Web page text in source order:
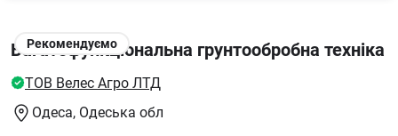
Рекомендуємо
Багатофункціональна грунтообробна техніка
ТОВ Велес Агро ЛТД
Одеса, Одеська обл